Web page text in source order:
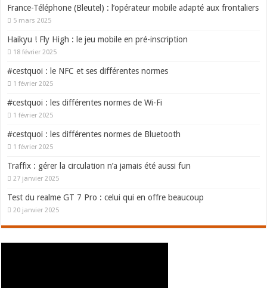
France-Téléphone (Bleutel) : l’opérateur mobile adapté aux frontaliers
5 mars 2025
Haikyu ! Fly High : le jeu mobile en pré-inscription
18 février 2025
#cestquoi : le NFC et ses différentes normes
1 février 2025
#cestquoi : les différentes normes de Wi-Fi
1 février 2025
#cestquoi : les différentes normes de Bluetooth
1 février 2025
Traffix : gérer la circulation n’a jamais été aussi fun
27 janvier 2025
Test du realme GT 7 Pro : celui qui en offre beaucoup
20 janvier 2025